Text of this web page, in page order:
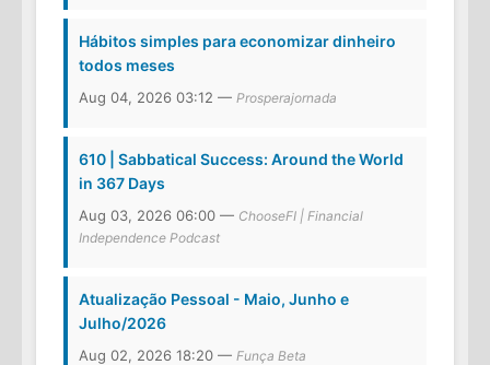
Hábitos simples para economizar dinheiro
todos meses
Aug 04, 2026 03:12 — Prosperajornada
610 | Sabbatical Success: Around the World
in 367 Days
Aug 03, 2026 06:00 — ChooseFI | Financial
Independence Podcast
Atualização Pessoal - Maio, Junho e
Julho/2026
Aug 02, 2026 18:20 — Funça Beta